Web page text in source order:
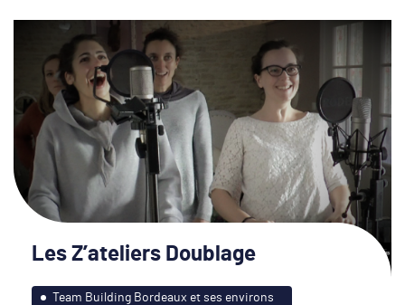
Les Z’ateliers Doublage
Team Building Bordeaux et ses environs